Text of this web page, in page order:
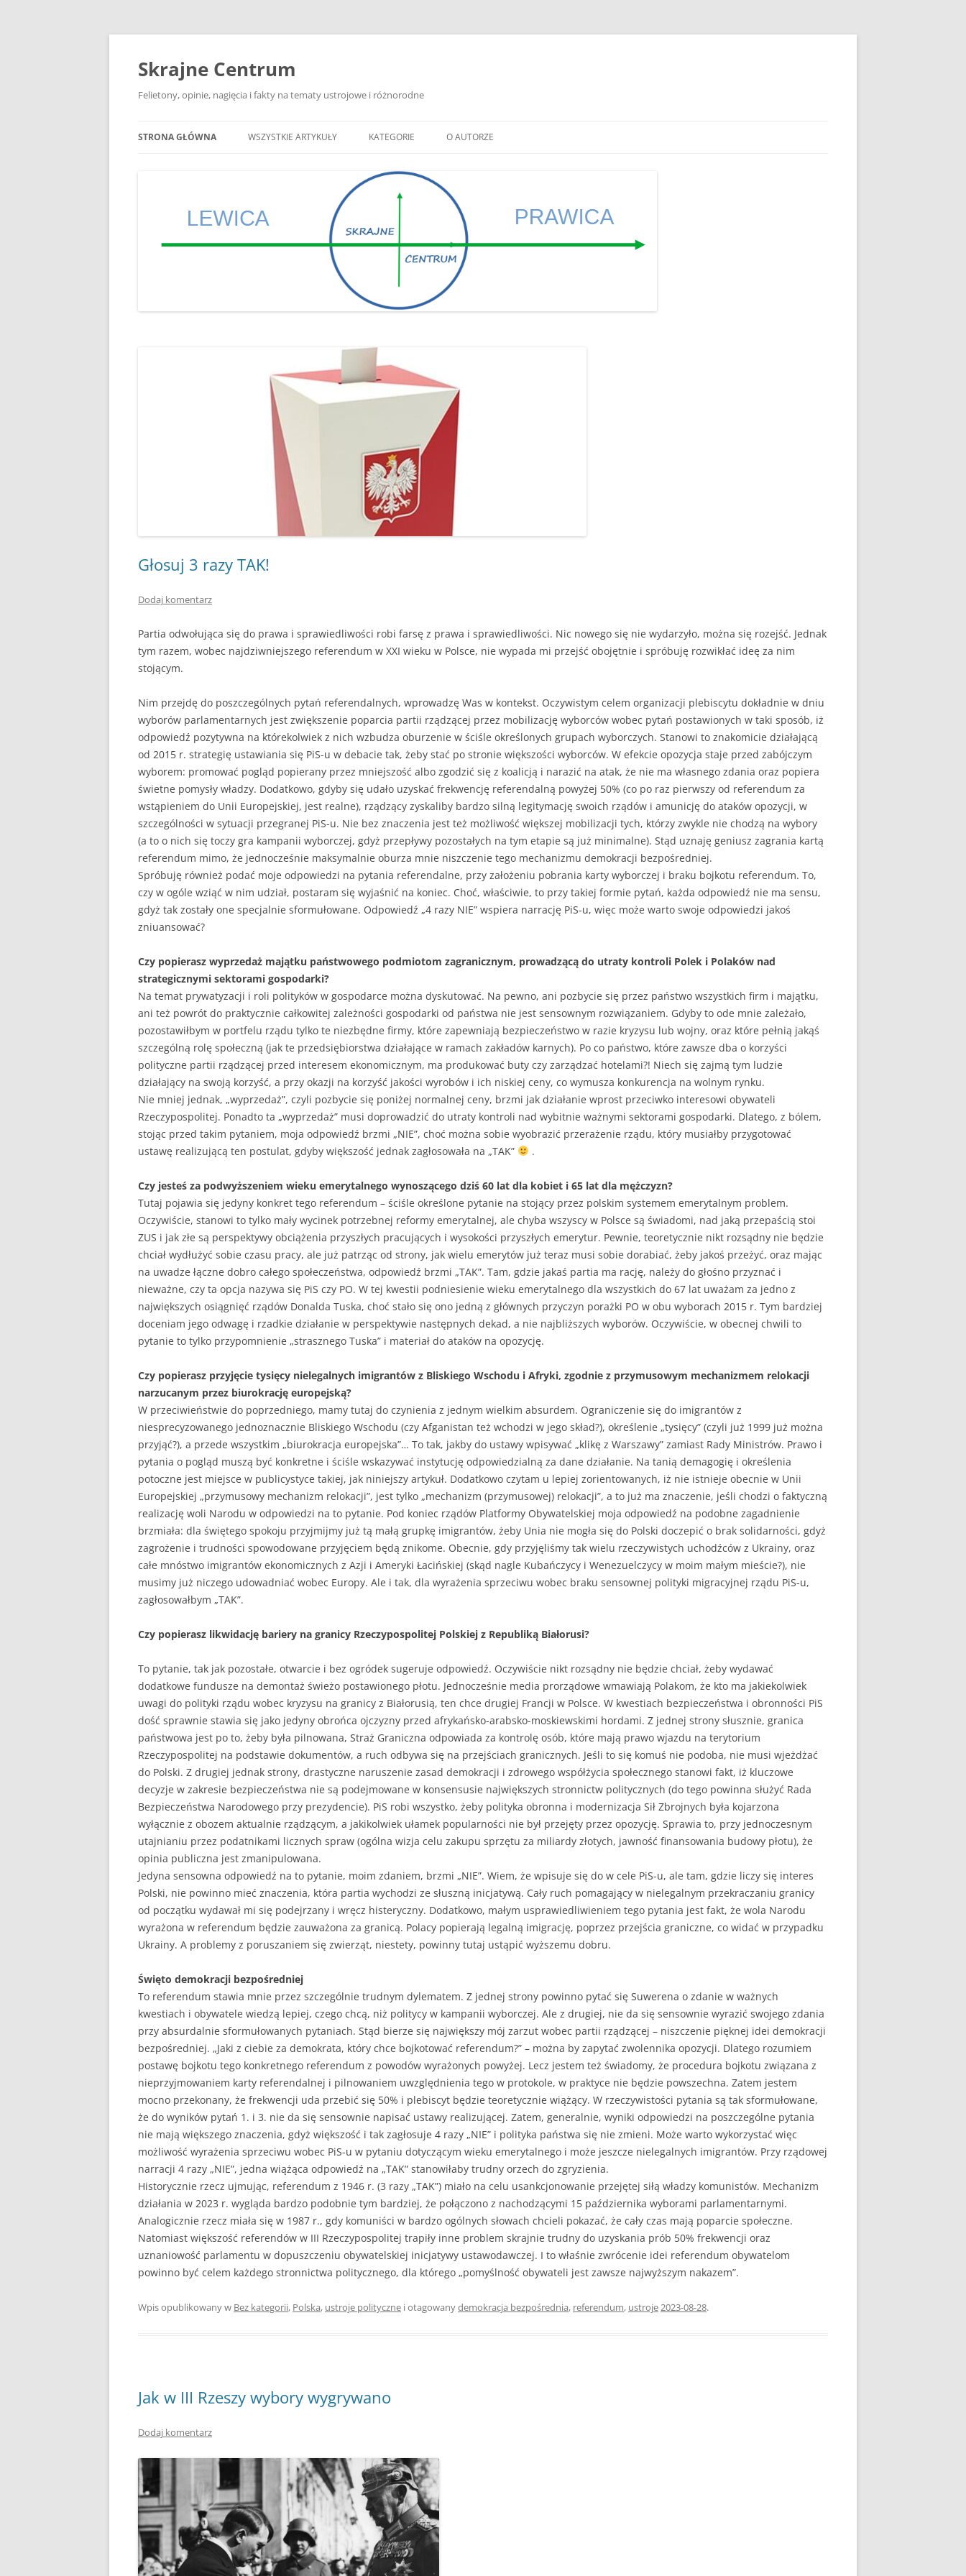
Skrajne Centrum
Felietony, opinie, nagięcia i fakty na tematy ustrojowe i różnorodne
do
STRONA GŁÓWNA WSZYSTKIE ARTYKUŁY
JAK W III RZESZY WYBORY
WYGRYWANO
GŁOSUJ 3 RAZY TAK!
KATEGORIE
HISTORIA
POLSKA
WSZYSTKIE
O AUTORZE
Głosuj 3 razy TAK!
Dodaj komentarz
Partia odwołująca się do prawa i sprawiedliwości robi farsę z prawa i sprawiedliwości. Nic nowego się nie wydarzyło, można się rozejść. Jednak
tym razem, wobec najdziwniejszego referendum w XXI wieku w Polsce, nie wypada mi przejść obojętnie i spróbuję rozwikłać ideę za nim
stojącym.
Nim przejdę do poszczególnych pytań referendalnych, wprowadzę Was w kontekst. Oczywistym celem organizacji plebiscytu dokładnie w dniu
wyborów parlamentarnych jest zwiększenie poparcia partii rządzącej przez mobilizację wyborców wobec pytań postawionych w taki sposób, iż
odpowiedź pozytywna na którekolwiek z nich wzbudza oburzenie w ściśle określonych grupach wyborczych. Stanowi to znakomicie działającą
od 2015 r. strategię ustawiania się PiS-u w debacie tak, żeby stać po stronie większości wyborców. W efekcie opozycja staje przed zabójczym
wyborem: promować pogląd popierany przez mniejszość albo zgodzić się z koalicją i narazić na atak, że nie ma własnego zdania oraz popiera
świetne pomysły władzy. Dodatkowo, gdyby się udało uzyskać frekwencję referendalną powyżej 50% (co po raz pierwszy od referendum za
wstąpieniem do Unii Europejskiej, jest realne), rządzący zyskaliby bardzo silną legitymację swoich rządów i amunicję do ataków opozycji, w
szczególności w sytuacji przegranej PiS-u. Nie bez znaczenia jest też możliwość większej mobilizacji tych, którzy zwykle nie chodzą na wybory
(a to o nich się toczy gra kampanii wyborczej, gdyż przepływy pozostałych na tym etapie są już minimalne). Stąd uznaję geniusz zagrania kartą
referendum mimo, że jednocześnie maksymalnie oburza mnie niszczenie tego mechanizmu demokracji bezpośredniej.
Spróbuję również podać moje odpowiedzi na pytania referendalne, przy założeniu pobrania karty wyborczej i braku bojkotu referendum. To,
czy w ogóle wziąć w nim udział, postaram się wyjaśnić na koniec. Choć, właściwie, to przy takiej formie pytań, każda odpowiedź nie ma sensu,
gdyż tak zostały one specjalnie sformułowane. Odpowiedź „4 razy NIE” wspiera narrację PiS-u, więc może warto swoje odpowiedzi jakoś
zniuansować?
Czy popierasz wyprzedaż majątku państwowego podmiotom zagranicznym, prowadzącą do utraty kontroli Polek i Polaków nad
strategicznymi sektorami gospodarki?
Na temat prywatyzacji i roli polityków w gospodarce można dyskutować. Na pewno, ani pozbycie się przez państwo wszystkich firm i majątku,
ani też powrót do praktycznie całkowitej zależności gospodarki od państwa nie jest sensownym rozwiązaniem. Gdyby to ode mnie zależało,
pozostawiłbym w portfelu rządu tylko te niezbędne firmy, które zapewniają bezpieczeństwo w razie kryzysu lub wojny, oraz które pełnią jakąś
szczególną rolę społeczną (jak te przedsiębiorstwa działające w ramach zakładów karnych). Po co państwo, które zawsze dba o korzyści
polityczne partii rządzącej przed interesem ekonomicznym, ma produkować buty czy zarządzać hotelami?! Niech się zajmą tym ludzie
działający na swoją korzyść, a przy okazji na korzyść jakości wyrobów i ich niskiej ceny, co wymusza konkurencja na wolnym rynku.
Nie mniej jednak, „wyprzedaż”, czyli pozbycie się poniżej normalnej ceny, brzmi jak działanie wprost przeciwko interesowi obywateli
Rzeczypospolitej. Ponadto ta „wyprzedaż” musi doprowadzić do utraty kontroli nad wybitnie ważnymi sektorami gospodarki. Dlatego, z bólem,
stojąc przed takim pytaniem, moja odpowiedź brzmi „NIE”, choć można sobie wyobrazić przerażenie rządu, który musiałby przygotować
ustawę realizującą ten postulat, gdyby większość jednak zagłosowała na „TAK”
.
Czy jesteś za podwyższeniem wieku emerytalnego wynoszącego dziś 60 lat dla kobiet i 65 lat dla mężczyzn?
Tutaj pojawia się jedyny konkret tego referendum – ściśle określone pytanie na stojący przez polskim systemem emerytalnym problem.
Oczywiście, stanowi to tylko mały wycinek potrzebnej reformy emerytalnej, ale chyba wszyscy w Polsce są świadomi, nad jaką przepaścią stoi
ZUS i jak złe są perspektywy obciążenia przyszłych pracujących i wysokości przyszłych emerytur. Pewnie, teoretycznie nikt rozsądny nie będzie
chciał wydłużyć sobie czasu pracy, ale już patrząc od strony, jak wielu emerytów już teraz musi sobie dorabiać, żeby jakoś przeżyć, oraz mając
na uwadze łączne dobro całego społeczeństwa, odpowiedź brzmi „TAK”. Tam, gdzie jakaś partia ma rację, należy do głośno przyznać i
nieważne, czy ta opcja nazywa się PiS czy PO. W tej kwestii podniesienie wieku emerytalnego dla wszystkich do 67 lat uważam za jedno z
największych osiągnięć rządów Donalda Tuska, choć stało się ono jedną z głównych przyczyn porażki PO w obu wyborach 2015 r. Tym bardziej
doceniam jego odwagę i rzadkie działanie w perspektywie następnych dekad, a nie najbliższych wyborów. Oczywiście, w obecnej chwili to
pytanie to tylko przypomnienie „strasznego Tuska” i materiał do ataków na opozycję.
Czy popierasz przyjęcie tysięcy nielegalnych imigrantów z Bliskiego Wschodu i Afryki, zgodnie z przymusowym mechanizmem relokacji
narzucanym przez biurokrację europejską?
W przeciwieństwie do poprzedniego, mamy tutaj do czynienia z jednym wielkim absurdem. Ograniczenie się do imigrantów z
niesprecyzowanego jednoznacznie Bliskiego Wschodu (czy Afganistan też wchodzi w jego skład?), określenie „tysięcy” (czyli już 1999 już można
przyjąć?), a przede wszystkim „biurokracja europejska”… To tak, jakby do ustawy wpisywać „klikę z Warszawy” zamiast Rady Ministrów. Prawo i
pytania o pogląd muszą być konkretne i ściśle wskazywać instytucję odpowiedzialną za dane działanie. Na tanią demagogię i określenia
potoczne jest miejsce w publicystyce takiej, jak niniejszy artykuł. Dodatkowo czytam u lepiej zorientowanych, iż nie istnieje obecnie w Unii
Europejskiej „przymusowy mechanizm relokacji”, jest tylko „mechanizm (przymusowej) relokacji”, a to już ma znaczenie, jeśli chodzi o faktyczną
realizację woli Narodu w odpowiedzi na to pytanie. Pod koniec rządów Platformy Obywatelskiej moja odpowiedź na podobne zagadnienie
brzmiała: dla świętego spokoju przyjmijmy już tą małą grupkę imigrantów, żeby Unia nie mogła się do Polski doczepić o brak solidarności, gdyż
zagrożenie i trudności spowodowane przyjęciem będą znikome. Obecnie, gdy przyjęliśmy tak wielu rzeczywistych uchodźców z Ukrainy, oraz
całe mnóstwo imigrantów ekonomicznych z Azji i Ameryki Łacińskiej (skąd nagle Kubańczycy i Wenezuelczycy w moim małym mieście?), nie
musimy już niczego udowadniać wobec Europy. Ale i tak, dla wyrażenia sprzeciwu wobec braku sensownej polityki migracyjnej rządu PiS-u,
zagłosowałbym „TAK”.
Czy popierasz likwidację bariery na granicy Rzeczypospolitej Polskiej z Republiką Białorusi?
To pytanie, tak jak pozostałe, otwarcie i bez ogródek sugeruje odpowiedź. Oczywiście nikt rozsądny nie będzie chciał, żeby wydawać
dodatkowe fundusze na demontaż świeżo postawionego płotu. Jednocześnie media prorządowe wmawiają Polakom, że kto ma jakiekolwiek
uwagi do polityki rządu wobec kryzysu na granicy z Białorusią, ten chce drugiej Francji w Polsce. W kwestiach bezpieczeństwa i obronności PiS
dość sprawnie stawia się jako jedyny obrońca ojczyzny przed afrykańsko-arabsko-moskiewskimi hordami. Z jednej strony słusznie, granica
państwowa jest po to, żeby była pilnowana, Straż Graniczna odpowiada za kontrolę osób, które mają prawo wjazdu na terytorium
Rzeczypospolitej na podstawie dokumentów, a ruch odbywa się na przejściach granicznych. Jeśli to się komuś nie podoba, nie musi wjeżdżać
do Polski. Z drugiej jednak strony, drastyczne naruszenie zasad demokracji i zdrowego współżycia społecznego stanowi fakt, iż kluczowe
decyzje w zakresie bezpieczeństwa nie są podejmowane w konsensusie największych stronnictw politycznych (do tego powinna służyć Rada
Bezpieczeństwa Narodowego przy prezydencie). PiS robi wszystko, żeby polityka obronna i modernizacja Sił Zbrojnych była kojarzona
wyłącznie z obozem aktualnie rządzącym, a jakikolwiek ułamek popularności nie był przejęty przez opozycję. Sprawia to, przy jednoczesnym
utajnianiu przez podatnikami licznych spraw (ogólna wizja celu zakupu sprzętu za miliardy złotych, jawność finansowania budowy płotu), że
opinia publiczna jest zmanipulowana.
Jedyna sensowna odpowiedź na to pytanie, moim zdaniem, brzmi „NIE”. Wiem, że wpisuje się do w cele PiS-u, ale tam, gdzie liczy się interes
Polski, nie powinno mieć znaczenia, która partia wychodzi ze słuszną inicjatywą. Cały ruch pomagający w nielegalnym przekraczaniu granicy
od początku wydawał mi się podejrzany i wręcz histeryczny. Dodatkowo, małym usprawiedliwieniem tego pytania jest fakt, że wola Narodu
wyrażona w referendum będzie zauważona za granicą. Polacy popierają legalną imigrację, poprzez przejścia graniczne, co widać w przypadku
Ukrainy. A problemy z poruszaniem się zwierząt, niestety, powinny tutaj ustąpić wyższemu dobru.
Święto demokracji bezpośredniej
To referendum stawia mnie przez szczególnie trudnym dylematem. Z jednej strony powinno pytać się Suwerena o zdanie w ważnych
kwestiach i obywatele wiedzą lepiej, czego chcą, niż politycy w kampanii wyborczej. Ale z drugiej, nie da się sensownie wyrazić swojego zdania
przy absurdalnie sformułowanych pytaniach. Stąd bierze się największy mój zarzut wobec partii rządzącej – niszczenie pięknej idei demokracji
bezpośredniej. „Jaki z ciebie za demokrata, który chce bojkotować referendum?” – można by zapytać zwolennika opozycji. Dlatego rozumiem
postawę bojkotu tego konkretnego referendum z powodów wyrażonych powyżej. Lecz jestem też świadomy, że procedura bojkotu związana z
nieprzyjmowaniem karty referendalnej i pilnowaniem uwzględnienia tego w protokole, w praktyce nie będzie powszechna. Zatem jestem
mocno przekonany, że frekwencji uda przebić się 50% i plebiscyt będzie teoretycznie wiążący. W rzeczywistości pytania są tak sformułowane,
że do wyników pytań 1. i 3. nie da się sensownie napisać ustawy realizującej. Zatem, generalnie, wyniki odpowiedzi na poszczególne pytania
nie mają większego znaczenia, gdyż większość i tak zagłosuje 4 razy „NIE” i polityka państwa się nie zmieni. Może warto wykorzystać więc
możliwość wyrażenia sprzeciwu wobec PiS-u w pytaniu dotyczącym wieku emerytalnego i może jeszcze nielegalnych imigrantów. Przy rządowej
narracji 4 razy „NIE”, jedna wiążąca odpowiedź na „TAK” stanowiłaby trudny orzech do zgryzienia.
Historycznie rzecz ujmując, referendum z 1946 r. (3 razy „TAK”) miało na celu usankcjonowanie przejętej siłą władzy komunistów. Mechanizm
działania w 2023 r. wygląda bardzo podobnie tym bardziej, że połączono z nachodzącymi 15 października wyborami parlamentarnymi.
Analogicznie rzecz miała się w 1987 r., gdy komuniści w bardzo ogólnych słowach chcieli pokazać, że cały czas mają poparcie społeczne.
Natomiast większość referendów w III Rzeczypospolitej trapiły inne problem skrajnie trudny do uzyskania prób 50% frekwencji oraz
uznaniowość parlamentu w dopuszczeniu obywatelskiej inicjatywy ustawodawczej. I to właśnie zwrócenie idei referendum obywatelom
powinno być celem każdego stronnictwa politycznego, dla którego „pomyślność obywateli jest zawsze najwyższym nakazem”.
Wpis opublikowany w Bez kategorii, Polska, ustroje polityczne i otagowanydemokracja bezpośrednia, referendum, ustroje2023-08-28.
Jak w III Rzeszy wybory wygrywano
Dodaj komentarz